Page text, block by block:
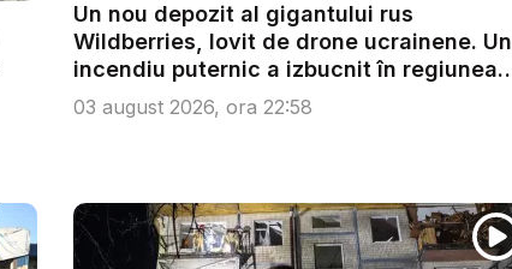
Un nou depozit al gigantului rus
Wildberries, lovit de drone ucrainene. Un
incendiu puternic a izbucnit în regiunea
V...
03 august 2026, ora 22:58